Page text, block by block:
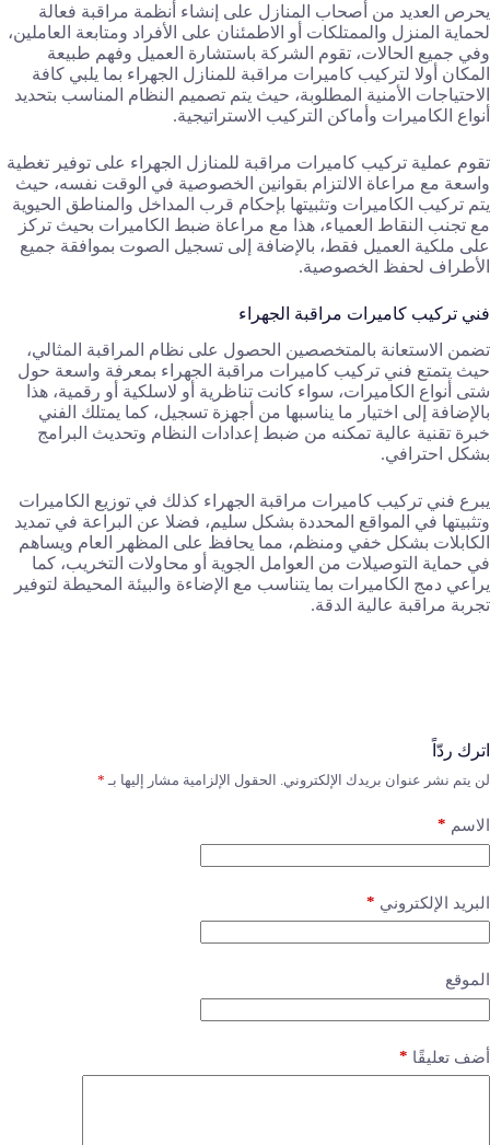
يحرص العديد من أصحاب المنازل على إنشاء أنظمة مراقبة فعالة
لحماية المنزل والممتلكات أو الاطمئنان على الأفراد ومتابعة العاملين،
وفي جميع الحالات، تقوم الشركة باستشارة العميل وفهم طبيعة
المكان أولا لتركيب كاميرات مراقبة للمنازل الجهراء بما يلبي كافة
الاحتياجات الأمنية المطلوبة، حيث يتم تصميم النظام المناسب بتحديد
أنواع الكاميرات وأماكن التركيب الاستراتيجية.
تقوم عملية تركيب كاميرات مراقبة للمنازل الجهراء على توفير تغطية
واسعة مع مراعاة الالتزام بقوانين الخصوصية في الوقت نفسه، حيث
يتم تركيب الكاميرات وتثبيتها بإحكام قرب المداخل والمناطق الحيوية
مع تجنب النقاط العمياء، هذا مع مراعاة ضبط الكاميرات بحيث تركز
على ملكية العميل فقط، بالإضافة إلى تسجيل الصوت بموافقة جميع
الأطراف لحفظ الخصوصية.
فني تركيب كاميرات مراقبة الجهراء
تضمن الاستعانة بالمتخصصين الحصول على نظام المراقبة المثالي،
حيث يتمتع فني تركيب كاميرات مراقبة الجهراء بمعرفة واسعة حول
شتى أنواع الكاميرات، سواء كانت تناظرية أو لاسلكية أو رقمية، هذا
بالإضافة إلى اختيار ما يناسبها من أجهزة تسجيل، كما يمتلك الفني
خبرة تقنية عالية تمكنه من ضبط إعدادات النظام وتحديث البرامج
بشكل احترافي.
يبرع فني تركيب كاميرات مراقبة الجهراء كذلك في توزيع الكاميرات
وتثبيتها في المواقع المحددة بشكل سليم، فضلا عن البراعة في تمديد
الكابلات بشكل خفي ومنظم، مما يحافظ على المظهر العام ويساهم
في حماية التوصيلات من العوامل الجوية أو محاولات التخريب، كما
يراعي دمج الكاميرات بما يتناسب مع الإضاءة والبيئة المحيطة لتوفير
تجربة مراقبة عالية الدقة.
اترك ردّاً
لن يتم نشر عنوان بريدك الإلكتروني. الحقول الإلزامية مشار إليها بـ *
الاسم *
البريد الإلكتروني *
الموقع
أضف تعليقًا *